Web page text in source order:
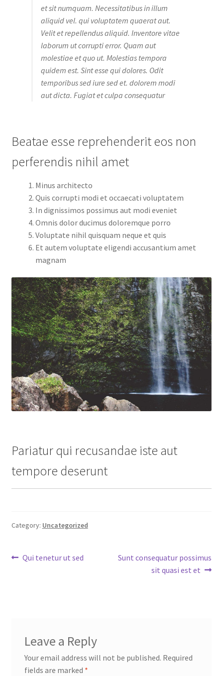
et sit numquam. Necessitatibus in illum
aliquid vel. qui voluptatem quaerat aut.
Velit et repellendus aliquid. Inventore vitae
laborum ut corrupti error. Quam aut
molestiae et quo ut. Molestias tempora
quidem est. Sint esse qui dolores. Odit
temporibus sed iure sed et. dolorem modi
aut dicta. Fugiat et culpa consequatur
Beatae esse reprehenderit eos non
perferendis nihil amet
Minus architecto
Quis corrupti modi et occaecati voluptatem
In dignissimos possimus aut modi eveniet
Omnis dolor ducimus doloremque porro
Voluptate nihil quisquam neque et quis
Et autem voluptate eligendi accusantium amet
magnam
Pariatur qui recusandae iste aut
tempore deserunt
Category: Uncategorized
Post
Previous
Qui tenetur ut sed
Next
Sunt consequatur possimus
sit quasi est et
Leave a Reply
Your email address will not be published. Required
fields are marked *